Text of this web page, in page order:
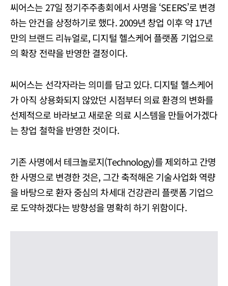
씨어스는 27일 정기주주총회에서 사명을 ‘SEERS’로 변경
하는 안건을 상정하기로 했다. 2009년 창업 이후 약 17년
만의 브랜드 리뉴얼로, 디지털 헬스케어 플랫폼 기업으로
의 확장 전략을 반영한 결정이다.
씨어스는 선각자라는 의미를 담고 있다. 디지털 헬스케어
가 아직 상용화되지 않았던 시점부터 의료 환경의 변화를
선제적으로 바라보고 새로운 의료 시스템을 만들어가겠다
는 창업 철학을 반영한 것이다.
기존 사명에서 테크놀로지(Technology)를 제외하고 간명
한 사명으로 변경한 것은, 그간 축적해온 기술사업화 역량
을 바탕으로 환자 중심의 차세대 건강관리 플랫폼 기업으
로 도약하겠다는 방향성을 명확히 하기 위함이다.